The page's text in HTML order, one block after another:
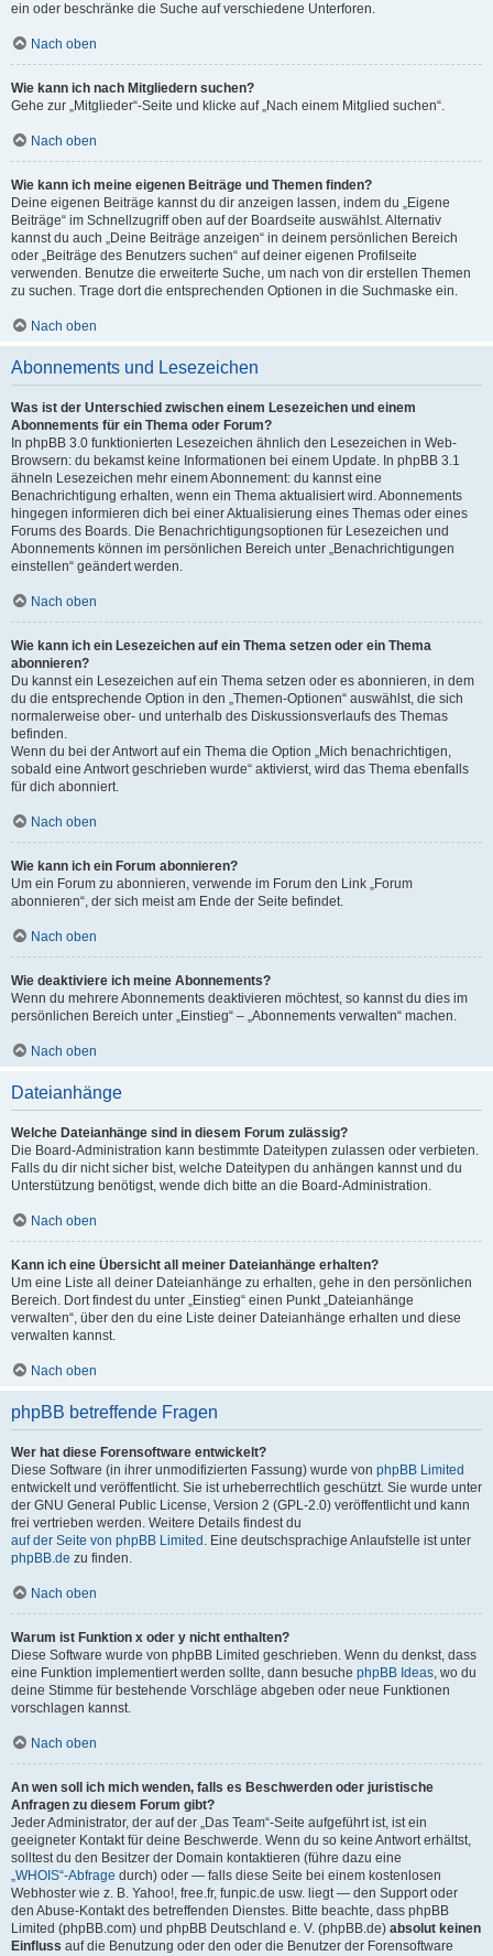
ein oder beschränke die Suche auf verschiedene Unterforen.
Nach oben
Wie kann ich nach Mitgliedern suchen?
Gehe zur „Mitglieder“-Seite und klicke auf „Nach einem Mitglied suchen“.
Nach oben
Wie kann ich meine eigenen Beiträge und Themen finden?
Deine eigenen Beiträge kannst du dir anzeigen lassen, indem du „Eigene
Beiträge“ im Schnellzugriff oben auf der Boardseite auswählst. Alternativ
kannst du auch „Deine Beiträge anzeigen“ in deinem persönlichen Bereich
oder „Beiträge des Benutzers suchen“ auf deiner eigenen Profilseite
verwenden. Benutze die erweiterte Suche, um nach von dir erstellen Themen
zu suchen. Trage dort die entsprechenden Optionen in die Suchmaske ein.
Nach oben
Abonnements und Lesezeichen
Was ist der Unterschied zwischen einem Lesezeichen und einem
Abonnements für ein Thema oder Forum?
In phpBB 3.0 funktionierten Lesezeichen ähnlich den Lesezeichen in Web-
Browsern: du bekamst keine Informationen bei einem Update. In phpBB 3.1
ähneln Lesezeichen mehr einem Abonnement: du kannst eine
Benachrichtigung erhalten, wenn ein Thema aktualisiert wird. Abonnements
hingegen informieren dich bei einer Aktualisierung eines Themas oder eines
Forums des Boards. Die Benachrichtigungsoptionen für Lesezeichen und
Abonnements können im persönlichen Bereich unter „Benachrichtigungen
einstellen“ geändert werden.
Nach oben
Wie kann ich ein Lesezeichen auf ein Thema setzen oder ein Thema
abonnieren?
Du kannst ein Lesezeichen auf ein Thema setzen oder es abonnieren, in dem
du die entsprechende Option in den „Themen-Optionen“ auswählst, die sich
normalerweise ober- und unterhalb des Diskussionsverlaufs des Themas
befinden.
Wenn du bei der Antwort auf ein Thema die Option „Mich benachrichtigen,
sobald eine Antwort geschrieben wurde“ aktivierst, wird das Thema ebenfalls
für dich abonniert.
Nach oben
Wie kann ich ein Forum abonnieren?
Um ein Forum zu abonnieren, verwende im Forum den Link „Forum
abonnieren“, der sich meist am Ende der Seite befindet.
Nach oben
Wie deaktiviere ich meine Abonnements?
Wenn du mehrere Abonnements deaktivieren möchtest, so kannst du dies im
persönlichen Bereich unter „Einstieg“ – „Abonnements verwalten“ machen.
Nach oben
Dateianhänge
Welche Dateianhänge sind in diesem Forum zulässig?
Die Board-Administration kann bestimmte Dateitypen zulassen oder verbieten.
Falls du dir nicht sicher bist, welche Dateitypen du anhängen kannst und du
Unterstützung benötigst, wende dich bitte an die Board-Administration.
Nach oben
Kann ich eine Übersicht all meiner Dateianhänge erhalten?
Um eine Liste all deiner Dateianhänge zu erhalten, gehe in den persönlichen
Bereich. Dort findest du unter „Einstieg“ einen Punkt „Dateianhänge
verwalten“, über den du eine Liste deiner Dateianhänge erhalten und diese
verwalten kannst.
Nach oben
phpBB betreffende Fragen
Wer hat diese Forensoftware entwickelt?
Diese Software (in ihrer unmodifizierten Fassung) wurde von phpBB Limited
entwickelt und veröffentlicht. Sie ist urheberrechtlich geschützt. Sie wurde unter
der GNU General Public License, Version 2 (GPL-2.0) veröffentlicht und kann
frei vertrieben werden. Weitere Details findest du
auf der Seite von phpBB Limited . Eine deutschsprachige Anlaufstelle ist unter
phpBB.de zu finden.
Nach oben
Warum ist Funktion x oder y nicht enthalten?
Diese Software wurde von phpBB Limited geschrieben. Wenn du denkst, dass
eine Funktion implementiert werden sollte, dann besuche phpBB Ideas, wo du
deine Stimme für bestehende Vorschläge abgeben oder neue Funktionen
vorschlagen kannst.
Nach oben
An wen soll ich mich wenden, falls es Beschwerden oder juristische
Anfragen zu diesem Forum gibt?
Jeder Administrator, der auf der „Das Team“-Seite aufgeführt ist, ist ein
geeigneter Kontakt für deine Beschwerde. Wenn du so keine Antwort erhältst,
solltest du den Besitzer der Domain kontaktieren (führe dazu eine
„WHOIS“-Abfrage durch) oder — falls diese Seite bei einem kostenlosen
Webhoster wie z. B. Yahoo!, free.fr, funpic.de usw. liegt — den Support oder
den Abuse-Kontakt des betreffenden Dienstes. Bitte beachte, dass phpBB
Limited (phpBB.com) und phpBB Deutschland e. V. (phpBB.de) absolut keinen
Einfluss auf die Benutzung oder den oder die Benutzer der Forensoftware